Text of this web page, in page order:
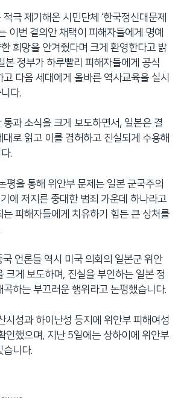
극 제기해온 시민단체 ‘한국정신대문제
이번 결의안 채택이 피해자들에게 명예
희망을 안겨줬다며 크게 환영한다고 밝
본 정부가 하루빨리 피해자들에게 공식
다음 세대에게 올바른 역사교육을 실시
다.
과 소식을 크게 보도하면서, 일본은 결
로 읽고 이를 겸허하고 진실되게 수용해
.
평을 통해 위안부 문제는 일본 군국주의
에 저지른 중대한 범죄 가운데 하나라고
는 피해자들에게 치유하기 힘든 큰 상처를
언론들 역시 미국 의회의 일본군 위안
크게 보도하며, 진실을 부인하는 일본 정
하는 부끄러운 행위라고 논평했습니다.
시성과 하이난성 등지에 위안부 피해여성
인했으며, 지난 5일에는 상하이에 위안부
니다.